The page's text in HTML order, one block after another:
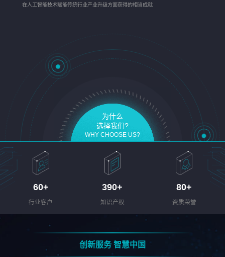
在人工智能技术赋能传统行业产业升级方面获得的相当成就
为什么
选择我们?
WHY CHOOSE US?
60+
行业客户
390+
知识产权
80+
资质荣誉
创新服务 智慧中国